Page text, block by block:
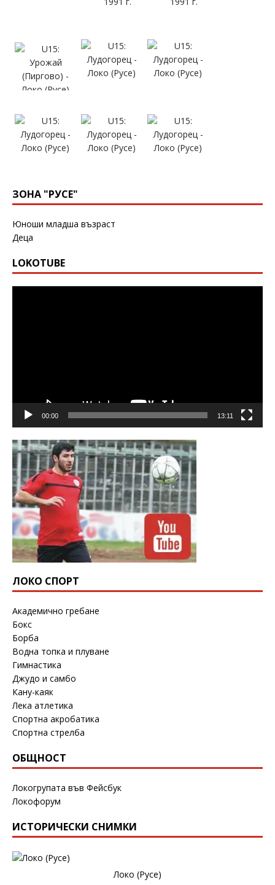
ЗОНА "РУСЕ"
Юноши младша възраст
Деца
LOKOTUBE
00:00 13:11
ЛОКО СПОРТ
Академично гребане
Бокс
Борба
Водна топка и плуване
Гимнастика
Джудо и самбо
Кану-каяк
Лека атлетика
Спортна акробатика
Спортна стрелба
ОБЩНОСТ
Локогрупата във Фейсбук
Локофорум
ИСТОРИЧЕСКИ СНИМКИ
Локо (Русе)